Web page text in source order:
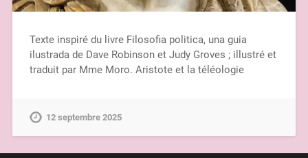
Texte inspiré du livre Filosofia politica, una guia
ilustrada de Dave Robinson et Judy Groves ; illustré et
traduit par Mme Moro. Aristote et la téléologie
12 septembre 2025